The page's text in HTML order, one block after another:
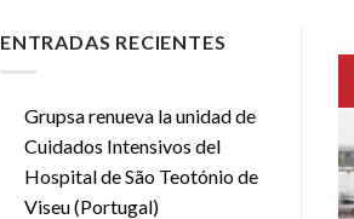
ENTRADAS RECIENTES
Grupsa renueva la unidad de
Cuidados Intensivos del
Hospital de São Teotónio de
Viseu (Portugal)